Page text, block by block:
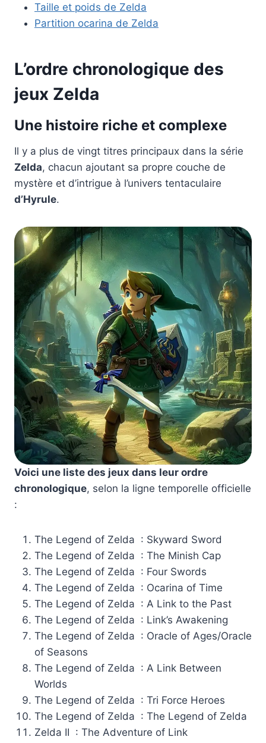
Taille et poids de Zelda
Partition ocarina de Zelda
L’ordre chronologique des
jeux Zelda
Une histoire riche et complexe
Il y a plus de vingt titres principaux dans la série
Zelda, chacun ajoutant sa propre couche de
mystère et d’intrigue à l’univers tentaculaire
d’Hyrule.
Voici une liste des jeux dans leur ordre
chronologique, selon la ligne temporelle officielle
:
The Legend of Zelda : Skyward Sword
The Legend of Zelda : The Minish Cap
The Legend of Zelda : Four Swords
The Legend of Zelda : Ocarina of Time
The Legend of Zelda : A Link to the Past
The Legend of Zelda : Link’s Awakening
The Legend of Zelda : Oracle of Ages/Oracle
of Seasons
The Legend of Zelda : A Link Between
Worlds
The Legend of Zelda : Tri Force Heroes
The Legend of Zelda : The Legend of Zelda
Zelda II : The Adventure of Link